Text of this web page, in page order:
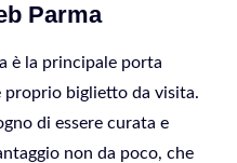
Parma
è la principale porta
proprio biglietto da visita.
di essere curata e
non da poco, che